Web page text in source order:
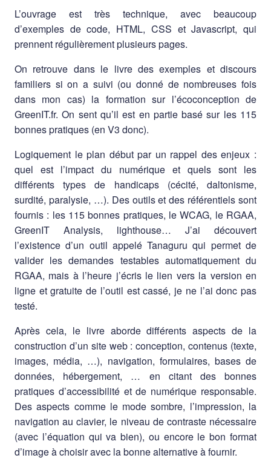
L’ouvrage est très technique, avec beaucoup
d’exemples de code, HTML, CSS et Javascript, qui
prennent régulièrement plusieurs pages.
On retrouve dans le livre des exemples et discours
familiers si on a suivi (ou donné de nombreuses fois
dans mon cas) la formation sur l’écoconception de
GreenIT.fr. On sent qu’il est en partie basé sur les 115
bonnes pratiques (en V3 donc).
Logiquement le plan début par un rappel des enjeux :
quel est l’impact du numérique et quels sont les
différents types de handicaps (cécité, daltonisme,
surdité, paralysie, …). Des outils et des référentiels sont
fournis : les 115 bonnes pratiques, le WCAG, le RGAA,
GreenIT Analysis, lighthouse… J’ai découvert
l’existence d’un outil appelé Tanaguru qui permet de
valider les demandes testables automatiquement du
RGAA, mais à l’heure j’écris le lien vers la version en
ligne et gratuite de l’outil est cassé, je ne l’ai donc pas
testé.
Après cela, le livre aborde différents aspects de la
construction d’un site web : conception, contenus (texte,
images, média, …), navigation, formulaires, bases de
données, hébergement, … en citant des bonnes
pratiques d’accessibilité et de numérique responsable.
Des aspects comme le mode sombre, l’impression, la
navigation au clavier, le niveau de contraste nécessaire
(avec l’équation qui va bien), ou encore le bon format
d’image à choisir avec la bonne alternative à fournir.